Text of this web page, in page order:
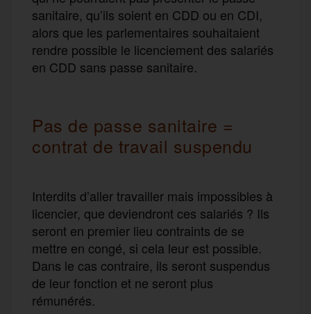
sanitaire, qu’ils soient en CDD ou en CDI,
alors que les parlementaires souhaitaient
rendre possible le licenciement des salariés
en CDD sans passe sanitaire.
Pas de passe sanitaire =
contrat de travail suspendu
Interdits d’aller travailler mais impossibles à
licencier, que deviendront ces salariés ? Ils
seront en premier lieu contraints de se
mettre en congé, si cela leur est possible.
Dans le cas contraire, ils seront suspendus
de leur fonction et ne seront plus
rémunérés.